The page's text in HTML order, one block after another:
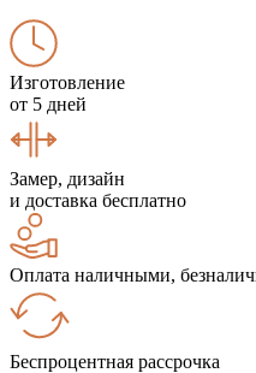
Изготовление
от 5 дней
Замер, дизайн
и доставка бесплатно
Оплата наличными,
Беспроцентная рассрочка